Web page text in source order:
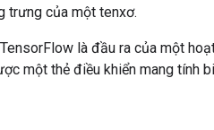
trưng của một tenxơ.
là đầu ra của một
một thẻ điều khiển mang tính